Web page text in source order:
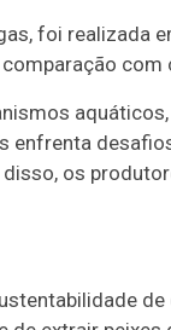
foi realizada
com
enfrenta
os